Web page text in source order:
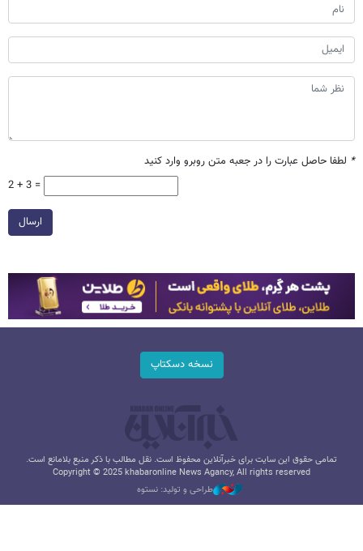
* لطفا حاصل عبارت را در جعبه متن روبرو وارد کنید
2 + 3 =
ارسال
نسخه دسکتاپ
تمامی حقوق این سایت برای خبرآنلاین محفوظ است. نقل مطالب با ذکر منبع بلامانع است.
Copyright © 2025 khabaronline News Agancy, All rights reserved
طراحی و تولید: نستوه